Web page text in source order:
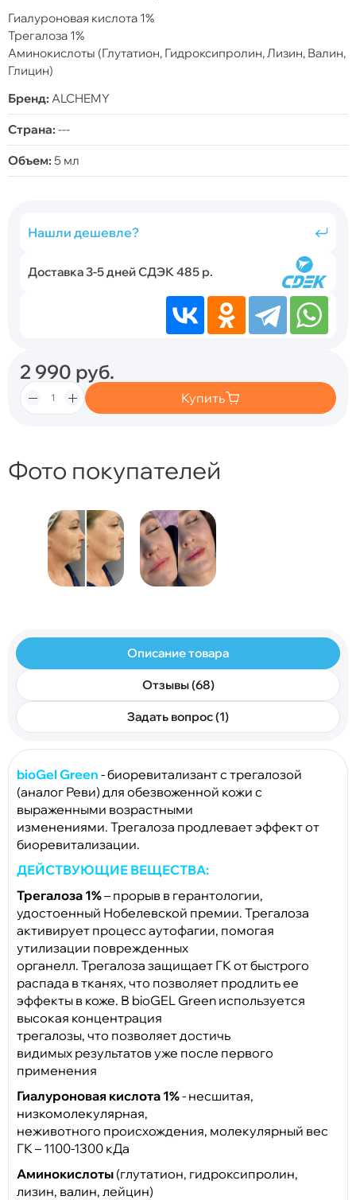
Гиалуроновая кислота 1%
Трегалоза 1%
Аминокислоты (Глутатион, Гидроксипролин, Лизин, Валин,
Глицин)
Бренд: ALCHEMY
Страна: ---
Объем: 5 мл
Нашли дешевле?
Доставка 3-5 дней СДЭК 485 р.
2 990 руб.
Купить
Фото покупателей
Описание товара
Отзывы (68)
Задать вопрос (1)
bioGel Green - биоревитализант с трегалозой
(аналог Реви) для обезвоженной кожи с
выраженными возрастными
изменениями. Трегалоза продлевает эффект от
биоревитализации.
ДЕЙСТВУЮЩИЕ ВЕЩЕСТВА:
Трегалоза 1%– прорыв в герантологии,
удостоенный Нобелевской премии. Трегалоза
активирует процесс аутофагии, помогая
утилизации поврежденных
органелл. Трегалоза защищает ГК от быстрого
распада в тканях, что позволяет продлить ее
эффекты в коже. В bioGEL Green используется
высокая концентрация
трегалозы, что позволяет достичь
видимых результатов уже после первого
применения
Гиалуроновая кислота 1%- несшитая,
низкомолекулярная,
неживотного происхождения, молекулярный вес
ГК – 1100-1300 кДа
Аминокислоты (глутатион, гидроксипролин,
лизин, валин, лейцин)